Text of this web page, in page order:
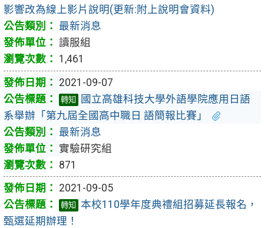
影響改為線上影片說明(更新:附上說明會資料)
最新消息
讀服組
1,461
2021-09-07
轉知
國立高雄科技大學外語學院應用日語
系舉辦「第九屆全國高中職日 語簡報比賽」
最新消息
實驗研究組
871
2021-09-05
轉知
本校110學年度典禮組招募延長報名，
甄選延期辦理！